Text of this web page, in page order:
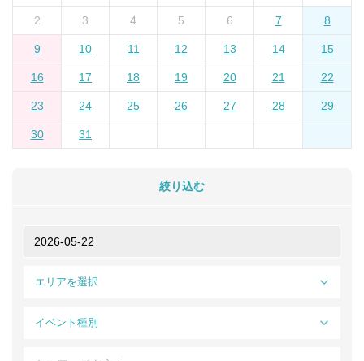
2 3 4 5 6 7 8
9 10 11 12 13 14 15
16 17 18 19 20 21 22
23 24 25 26 27 28 29
30 31
絞り込む
エリアを選択
イベント種別